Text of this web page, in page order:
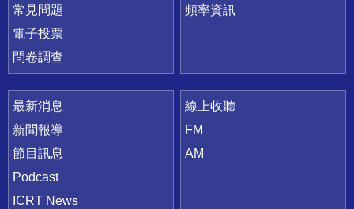
常見問題
電子投票
問卷調查
頻率資訊
最新消息
新聞報導
節目訊息
Podcast
ICRT News
線上收聽
FM
AM